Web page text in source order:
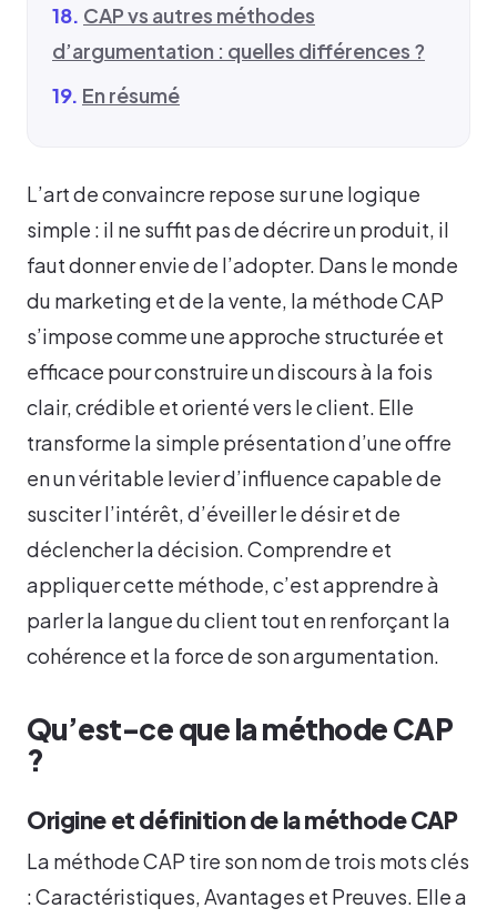
CAP vs autres méthodes
d’argumentation : quelles différences ?
En résumé
L’art de convaincre repose sur une logique
simple : il ne suffit pas de décrire un produit, il
faut donner envie de l’adopter. Dans le monde
du marketing et de la vente, la méthode CAP
s’impose comme une approche structurée et
efficace pour construire un discours à la fois
clair, crédible et orienté vers le client. Elle
transforme la simple présentation d’une offre
en un véritable levier d’influence capable de
susciter l’intérêt, d’éveiller le désir et de
déclencher la décision. Comprendre et
appliquer cette méthode, c’est apprendre à
parler la langue du client tout en renforçant la
cohérence et la force de son argumentation.
Qu’est-ce que la méthode CAP
?
Origine et définition de la méthode CAP
La méthode CAP tire son nom de trois mots clés
: Caractéristiques, Avantages et Preuves. Elle a